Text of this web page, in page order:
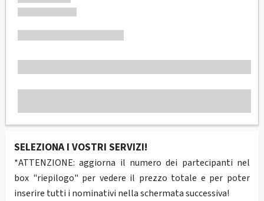
SELEZIONA I VOSTRI SERVIZI!
*ATTENZIONE: aggiorna il numero dei partecipanti nel
box "riepilogo" per vedere il prezzo totale e per poter
inserire tutti i nominativi nella schermata successiva!